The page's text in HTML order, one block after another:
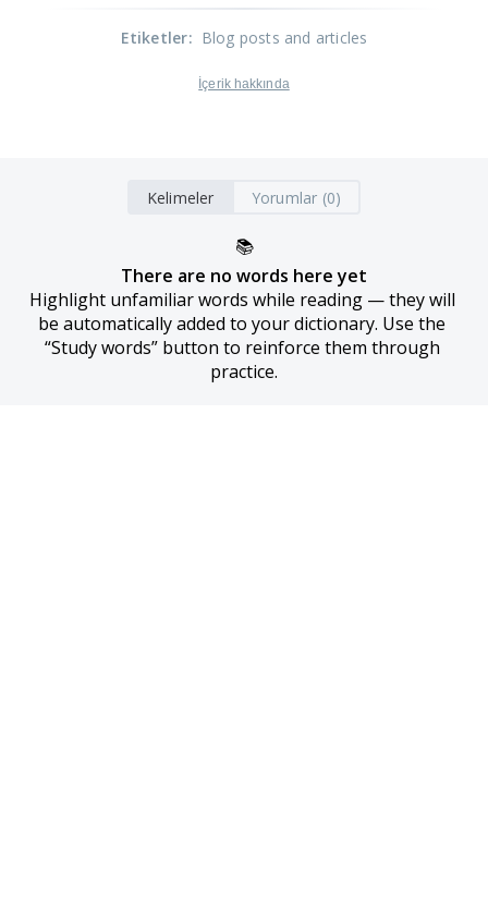
Etiketler: Blog posts and articles
İçerik hakkında
Kelimeler Yorumlar (0)
📚
There are no words here yet
Highlight unfamiliar words while reading — they will
be automatically added to your dictionary. Use the
“Study words” button to reinforce them through
practice.